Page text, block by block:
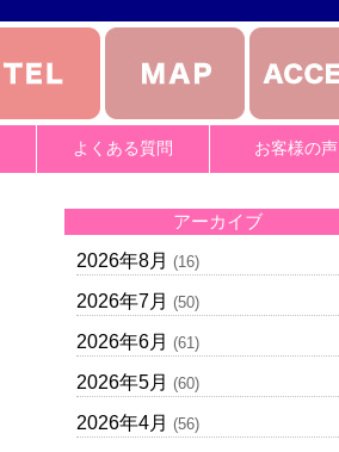
よくある質問 お客様の声
アーカイブ
2026年8月 (16)
2026年7月 (50)
2026年6月 (61)
2026年5月 (60)
2026年4月 (56)